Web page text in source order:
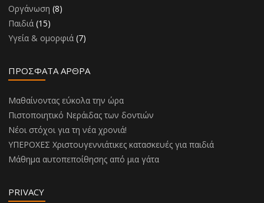
Οργάνωση (8)
Παιδιά (15)
Υγεία & ομορφιά (7)
ΠΡΌΣΦΑΤΑ ΆΡΘΡΑ
Μαθαίνοντας εύκολα την ώρα
Πιστοποιητικό Νεράιδας των δοντιών
Νέοι στόχοι για τη νέα χρονιά!
ΥΠΕΡΟΧΕΣ Χριστουγεννιάτικες κατασκευές για παιδιά
Μάθημα αυτοπεποίθησης από μια γάτα
PRIVACY